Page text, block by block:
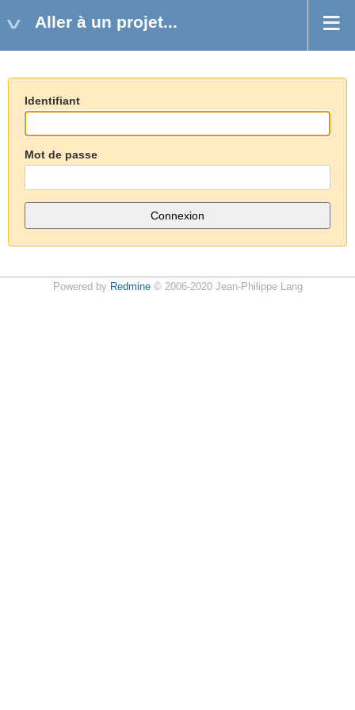
Aller à un projet...
Identifiant
Mot de passe
Powered by Redmine© 2006-2020 Jean-Philippe Lang